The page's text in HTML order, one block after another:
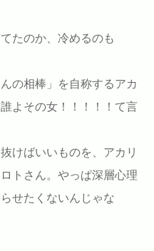
たのか、冷めるのも
の相棒」を自称するアカ
よその女！！！！！て言
けばいいものを、アカリ
トさん。やっぱ深層心理
せたくないんじゃな